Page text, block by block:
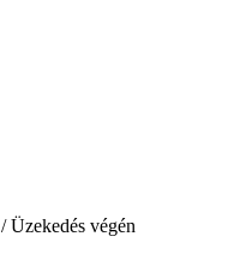
/ Üzekedés végén